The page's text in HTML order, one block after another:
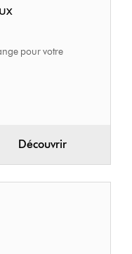
pour votre
Découvrir